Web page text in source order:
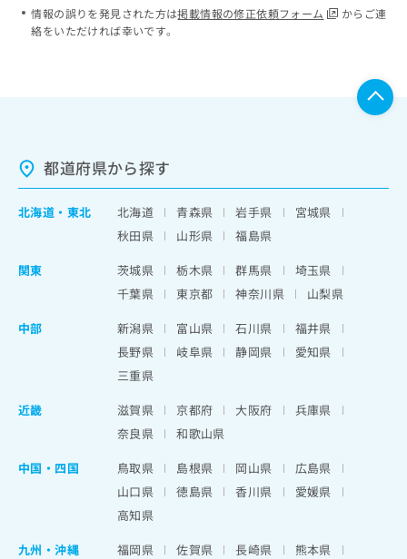
情報の誤りを発見された方は掲載情報の修正依頼フォーム
からご連
絡をいただければ幸いです。
都道府県から探す
北海道 ・ 東北 北海道 青森県 岩手県
宮城県
秋田県
山形県
福島県
関東
茨城県 栃木県 群馬県
埼玉県
千葉県
東京都 神奈川県
山梨県
中部
新潟県 富山県 石川県
福井県
長野県
岐阜県 静岡県
愛知県
三重県
近畿
滋賀県 京都府 大阪府
兵庫県
奈良県
和歌山県
中国・四国
鳥取県 島根県 岡山県
広島県
山口県
徳島県 香川県
愛媛県
高知県
九州・沖縄
福岡県 佐賀県 長崎県
熊本県